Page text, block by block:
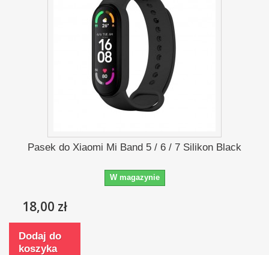
Pasek do Xiaomi Mi Band 5 / 6 / 7 Silikon Black
W magazynie
18,00 zł
Dodaj do
koszyka